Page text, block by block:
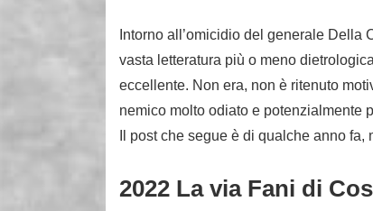
Intorno all’omicidio del generale Della
vasta letteratura più o meno
eccellente. Non era, non è ritenuto
nemico molto odiato e potenzialmente
Il post che segue è di qualche anno fa,
2022 La via Fani di